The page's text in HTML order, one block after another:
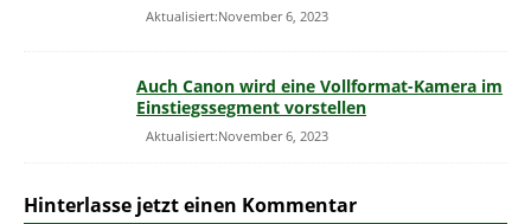
Aktualisiert:November 6, 2023
Auch Canon wird eine Vollformat-Kamera im
Einstiegssegment vorstellen
Aktualisiert:November 6, 2023
Hinterlasse jetzt einen Kommentar